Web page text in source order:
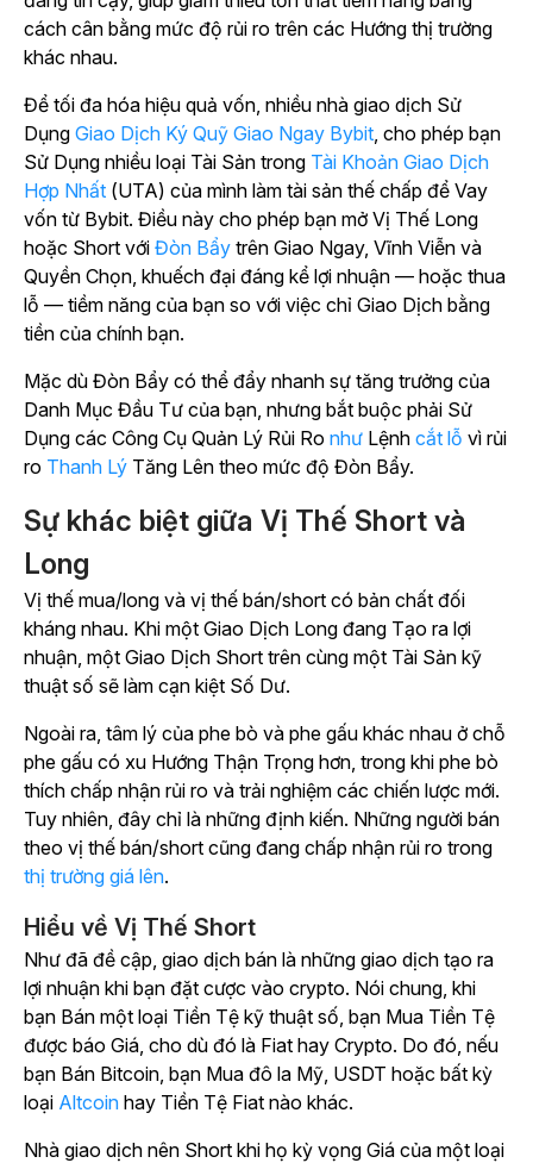
cách cân bằng mức độ rủi ro trên các Hướng thị trường
khác nhau.
Để tối đa hóa hiệu quả vốn, nhiều nhà giao dịch Sử
Dụng Giao Dịch Ký Quỹ Giao Ngay Bybit , cho phép bạn
Sử Dụng nhiều loại Tài Sản trong Tài Khoản Giao Dịch
Hợp Nhất (UTA) của mình làm tài sản thế chấp để Vay
vốn từ Bybit. Điều này cho phép bạn mở Vị Thế Long
hoặc Short với Đòn Bẩy trên Giao Ngay, Vĩnh Viễn và
Quyền Chọn, khuếch đại đáng kể lợi nhuận — hoặc thua
lỗ — tiềm năng của bạn so với việc chỉ Giao Dịch bằng
tiền của chính bạn.
Mặc dù Đòn Bẩy có thể đẩy nhanh sự tăng trưởng của
Danh Mục Đầu Tư của bạn, nhưng bắt buộc phải Sử
Dụng các Công Cụ Quản Lý Rủi Ro như Lệnh cắt lỗ vì rủi
ro Thanh Lý Tăng Lên theo mức độ Đòn Bẩy.
Sự khác biệt giữa Vị Thế Short và
Long
Vị thế mua/long và vị thế bán/short có bản chất đối
kháng nhau. Khi một Giao Dịch Long đang Tạo ra lợi
nhuận, một Giao Dịch Short trên cùng một Tài Sản kỹ
thuật số sẽ làm cạn kiệt Số Dư.
Ngoài ra, tâm lý của phe bò và phe gấu khác nhau ở chỗ
phe gấu có xu Hướng Thận Trọng hơn, trong khi phe bò
thích chấp nhận rủi ro và trải nghiệm các chiến lược mới.
Tuy nhiên, đây chỉ là những định kiến. Những người bán
theo vị thế bán/short cũng đang chấp nhận rủi ro trong
thị trường giá lên.
Hiểu về Vị Thế Short
Như đã đề cập, giao dịch bán là những giao dịch tạo ra
lợi nhuận khi bạn đặt cược vào crypto. Nói chung, khi
bạn Bán một loại Tiền Tệ kỹ thuật số, bạn Mua Tiền Tệ
được báo Giá, cho dù đó là Fiat hay Crypto. Do đó, nếu
bạn Bán Bitcoin, bạn Mua đô la Mỹ, USDT hoặc bất kỳ
loại Altcoin hay Tiền Tệ Fiat nào khác.
Nhà giao dịch nên Short khi họ kỳ vọng Giá của một loại